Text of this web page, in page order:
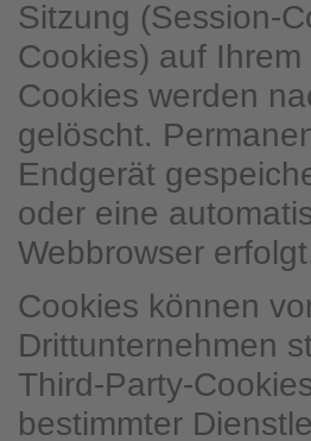
Sitzung (Session-
Cookies) auf
Cookies werden
gelöscht.
Endgerät
oder eine
Webbrowser
Cookies können
Drittunternehmen
Third-Party-
bestimmter